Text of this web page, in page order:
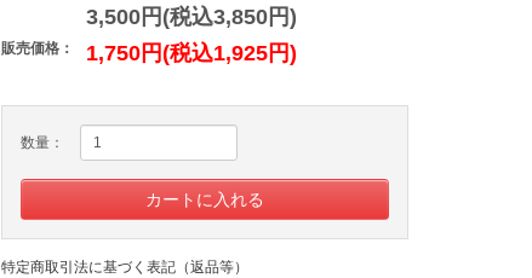
3,500円(税込3,850円)
販売価格： 1,750円(税込1,925円)
数量：
特定商取引法に基づく表記（返品等）